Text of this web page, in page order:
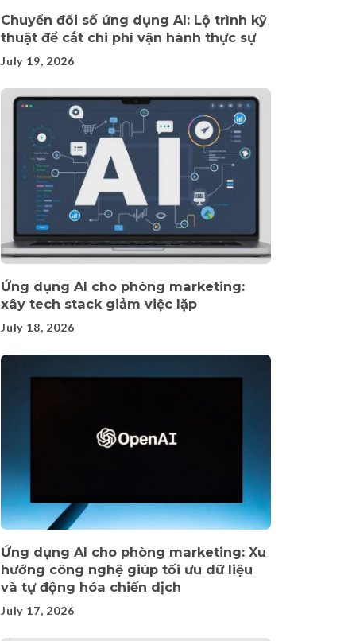
Chuyển đổi số ứng dụng AI: Lộ trình kỹ
thuật để cắt chi phí vận hành thực sự
July 19, 2026
Ứng dụng AI cho phòng marketing:
xây tech stack giảm việc lặp
July 18, 2026
Ứng dụng AI cho phòng marketing: Xu
hướng công nghệ giúp tối ưu dữ liệu
và tự động hóa chiến dịch
July 17, 2026